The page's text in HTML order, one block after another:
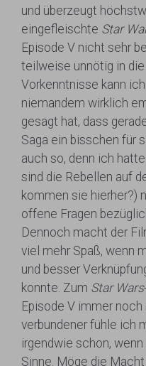
und überzeugt
eingefleischte Star
Episode V nicht sehr
teilweise unnötig in
Vorkenntnisse kann
niemandem wirklich
gesagt hat, dass
Saga ein bisschen für
auch so, denn ich
sind die Rebellen auf
kommen sie hierher?)
offene Fragen
Dennoch macht der
viel mehr Spaß, wenn
und besser
konnte. Zum Star Wars
Episode V immer
verbundener fühle ich
irgendwie schon,
Sinne. Möge die